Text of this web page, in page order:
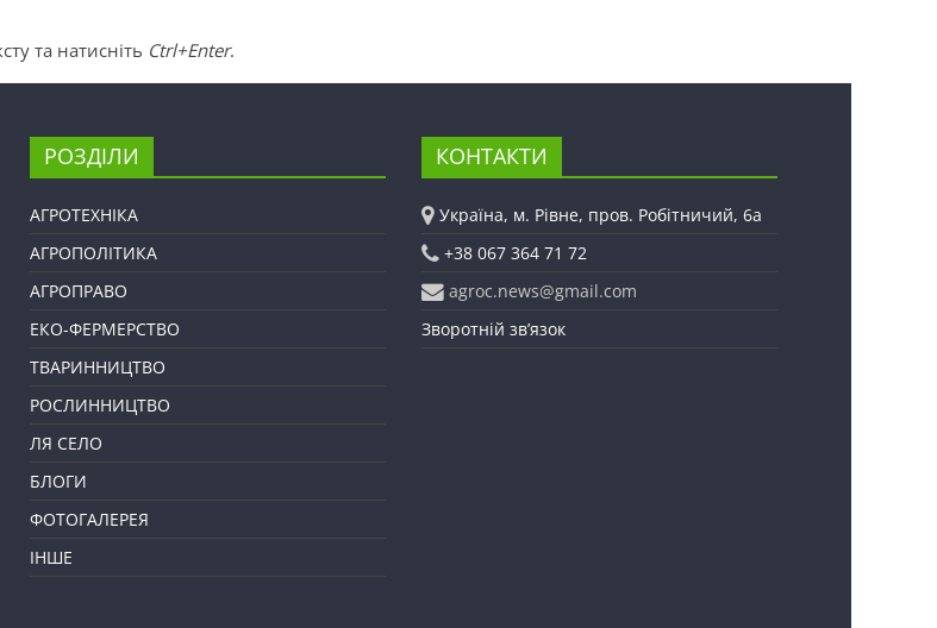
та натисніть Ctrl+Enter.
РОЗДІЛИ
АГРОТЕХНІКА
АГРОПОЛІТИКА
АГРОПРАВО
ЕКО-ФЕРМЕРСТВО
ТВАРИННИЦТВО
РОСЛИННИЦТВО
ЛЯ СЕЛО
БЛОГИ
ФОТОГАЛЕРЕЯ
ІНШЕ
КОНТАКТИ
Україна, м. Рівне, пров. Робітничий, 6а
+38 067 364 71 72
agroc.news@gmail.com
Зворотній зв’язок